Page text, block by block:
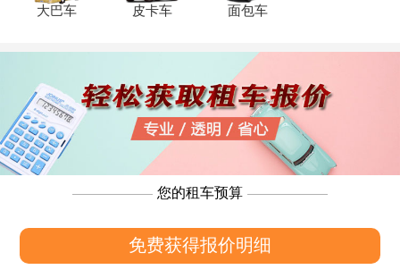
大巴车 皮卡车 面包车
您的租车预算
免费获得报价明细